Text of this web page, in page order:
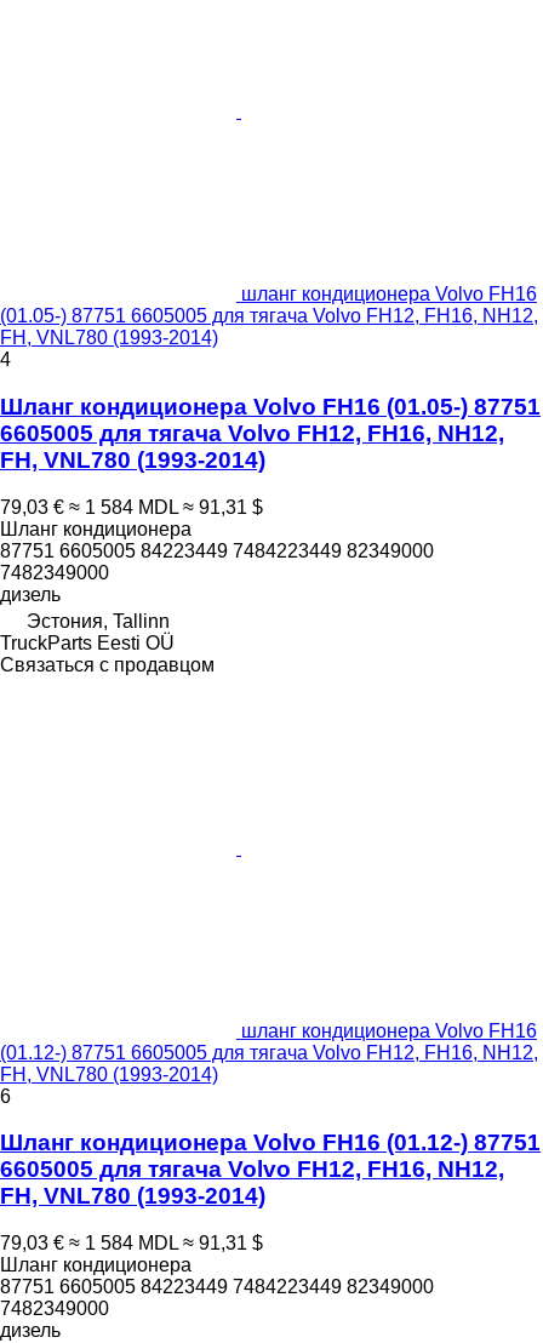
шланг кондиционера Volvo FH16
(01.05-) 87751 6605005 для тягача Volvo FH12, FH16, NH12,
FH, VNL780 (1993-2014)
4
Шланг кондиционера Volvo FH16 (01.05-) 87751
6605005 для тягача Volvo FH12, FH16, NH12,
FH, VNL780 (1993-2014)
79,03 € ≈ 1 584 MDL ≈ 91,31 $
Шланг кондиционера
87751 6605005 84223449 7484223449 82349000
7482349000
дизель
Эстония, Tallinn
TruckParts Eesti OÜ
Связаться с продавцом
шланг кондиционера Volvo FH16
(01.12-) 87751 6605005 для тягача Volvo FH12, FH16, NH12,
FH, VNL780 (1993-2014)
6
Шланг кондиционера Volvo FH16 (01.12-) 87751
6605005 для тягача Volvo FH12, FH16, NH12,
FH, VNL780 (1993-2014)
79,03 € ≈ 1 584 MDL ≈ 91,31 $
Шланг кондиционера
87751 6605005 84223449 7484223449 82349000
7482349000
дизель